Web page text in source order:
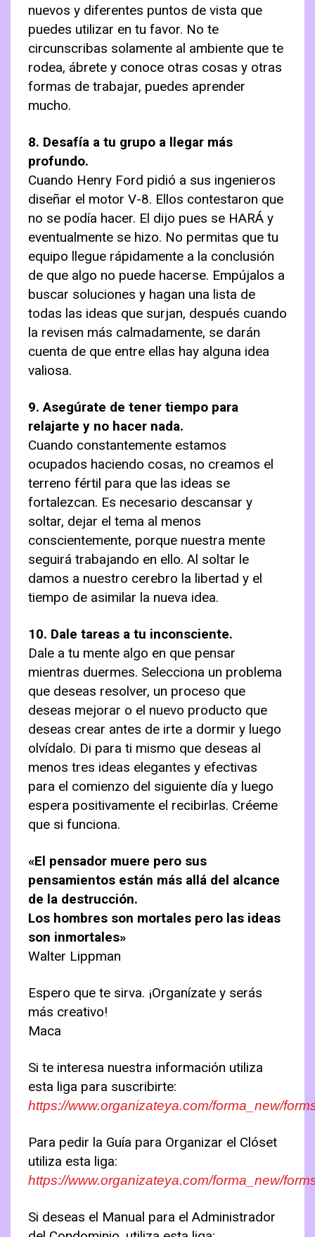
nuevos y diferentes puntos de vista que
puedes utilizar en tu favor. No te
circunscribas solamente al ambiente que te
rodea, ábrete y conoce otras cosas y otras
formas de trabajar, puedes aprender
mucho.
8. Desafía a tu grupo a llegar más
profundo.
Cuando Henry Ford pidió a sus ingenieros
diseñar el motor V-8. Ellos contestaron que
no se podía hacer. El dijo pues se HARÁ y
eventualmente se hizo. No permitas que tu
equipo llegue rápidamente a la conclusión
de que algo no puede hacerse. Empújalos a
buscar soluciones y hagan una lista de
todas las ideas que surjan, después cuando
la revisen más calmadamente, se darán
cuenta de que entre ellas hay alguna idea
valiosa.
9. Asegúrate de tener tiempo para
relajarte y no hacer nada.
Cuando constantemente estamos
ocupados haciendo cosas, no creamos el
terreno fértil para que las ideas se
fortalezcan. Es necesario descansar y
soltar, dejar el tema al menos
conscientemente, porque nuestra mente
seguirá trabajando en ello. Al soltar le
damos a nuestro cerebro la libertad y el
tiempo de asimilar la nueva idea.
10. Dale tareas a tu inconsciente.
Dale a tu mente algo en que pensar
mientras duermes. Selecciona un problema
que deseas resolver, un proceso que
deseas mejorar o el nuevo producto que
deseas crear antes de irte a dormir y luego
olvídalo. Di para ti mismo que deseas al
menos tres ideas elegantes y efectivas
para el comienzo del siguiente día y luego
espera positivamente el recibirlas. Créeme
que si funciona.
«El pensador muere pero sus
pensamientos están más allá del alcance
de la destrucción.
Los hombres son mortales pero las ideas
son inmortales»
Walter Lippman
Espero que te sirva. ¡Organízate y serás
más creativo!
Maca
Si te interesa nuestra información utiliza
esta liga para suscribirte:
https://www.organizateya.com/forma_new/
Para pedir la Guía para Organizar el Clóset
utiliza esta liga:
https://www.organizateya.com/forma_new/
Si deseas el Manual para el Administrador